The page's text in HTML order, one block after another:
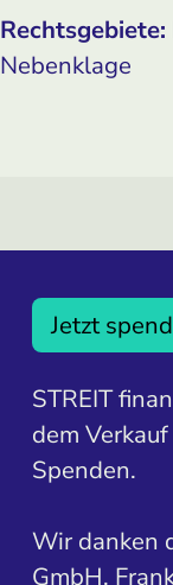
Rechtsgebiete:
Nebenklage
Jetzt
STREIT
dem
Spenden.
Wir danken
GmbH,